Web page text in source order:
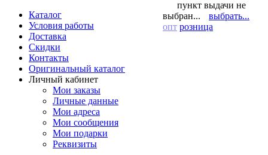
Каталог
Условия работы
Доставка
Скидки
Контакты
Оригинальный каталог
Личный кабинет
Мои заказы
Личные данные
Мои адреса
Мои сообщения
Мои подарки
Реквизиты
пункт выдачи не
выбран...
выбрать...
опт розница